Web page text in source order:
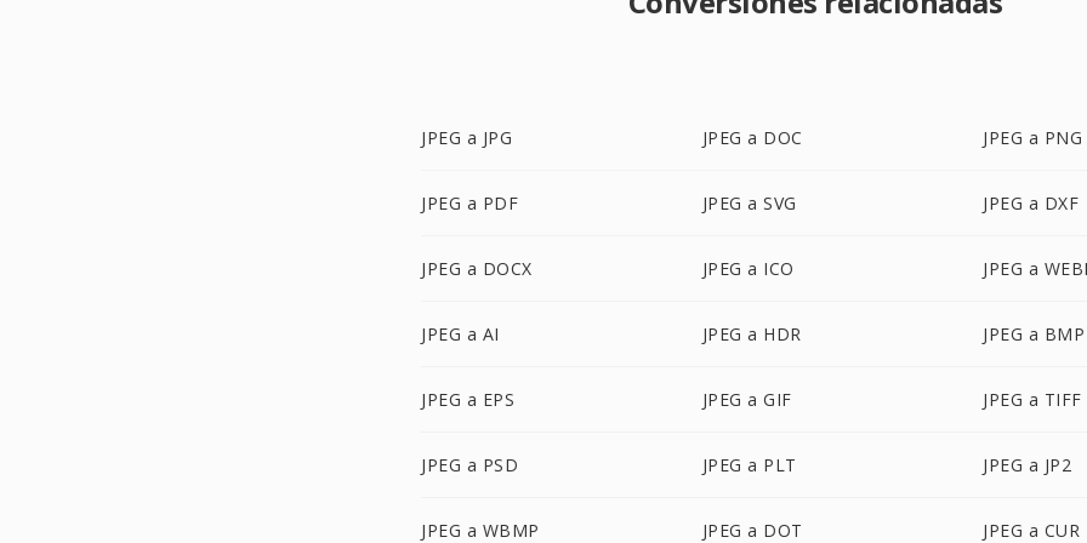
JPEG a JPG JPEG a DOC JPEG a PNG
JPEG a PDF JPEG a SVG JPEG a DXF
JPEG a DOCX JPEG a ICO JPEG a
JPEG a AI JPEG a HDR JPEG a BMP
JPEG a EPS JPEG a GIF JPEG a TIFF
JPEG a PSD JPEG a PLT JPEG a JP2
JPEG a WBMP JPEG a DOT JPEG a CUR